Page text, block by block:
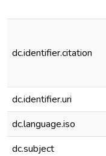
dc.identifier.citation
dc.identifier.uri
dc.language.iso
dc.subject